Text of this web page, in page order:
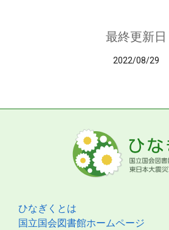
最終更新日
2022/08/29
ひなぎくとは
国立国会図書館ホームページ